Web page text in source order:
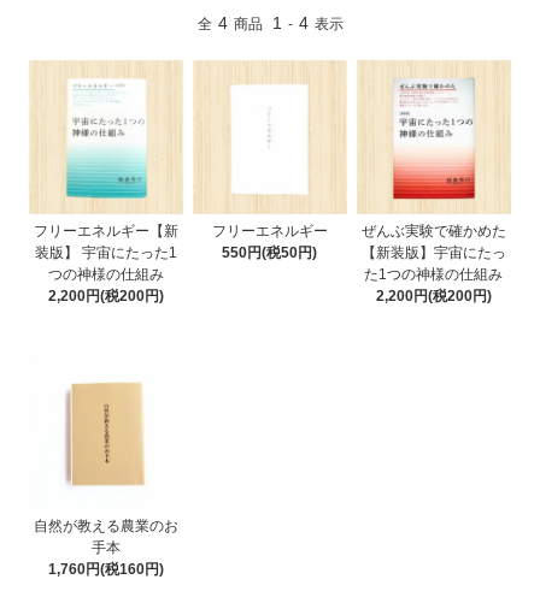
全 4 商品 1 - 4 表示
フリーエネルギー【新
装版】 宇宙にたった1
つの神様の仕組み
2,200円(税200円)
フリーエネルギー
550円(税50円)
ぜんぶ実験で確かめた
【新装版】宇宙にたっ
た1つの神様の仕組み
2,200円(税200円)
自然が教える農業のお
手本
1,760円(税160円)